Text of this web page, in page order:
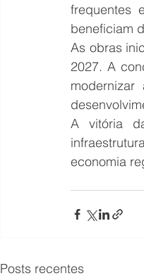
frequentes
beneficiam
As obras
2027. A
A vitória
economia
Posts recentes